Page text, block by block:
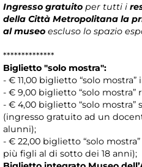
Ingresso gratuito per tutti i
della Città Metropolitana la
al museo escluso lo spazio
**************
Biglietto "solo mostra":
- € 11,00 biglietto “solo mostra”
- € 9,00 biglietto “solo mostra”
- € 4,00 biglietto “solo mostra”
(ingresso gratuito ad un
alunni);
- € 22,00 biglietto “solo
più figli al di sotto dei 18 anni);